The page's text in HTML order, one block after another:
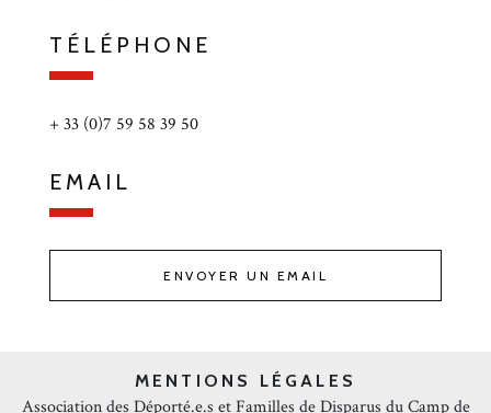
TÉLÉPHONE
+ 33 (0)7 59 58 39 50
EMAIL
ENVOYER UN EMAIL
MENTIONS LÉGALES
Association des Déporté.e.s et Familles de Disparus du Camp de